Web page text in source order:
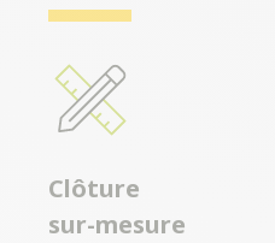
Clôture
sur-mesure